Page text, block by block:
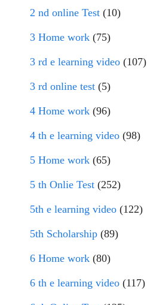
2 nd online Test (10)
3 Home work (75)
3 rd e learning video (107)
3 rd online test (5)
4 Home work (96)
4 th e learning video (98)
5 Home work (65)
5 th Onlie Test (252)
5th e learning video (122)
5th Scholarship (89)
6 Home work (80)
6 th e learning video (117)